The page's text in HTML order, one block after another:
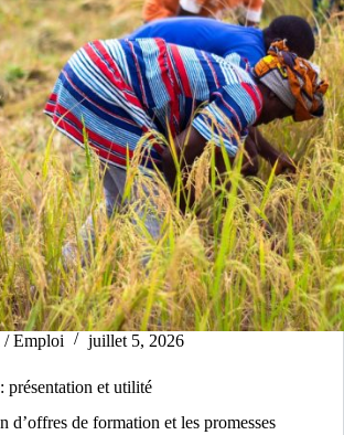
/ Emploi juillet 5, 2026
présentation et utilité
d’offres de formation et les promesses